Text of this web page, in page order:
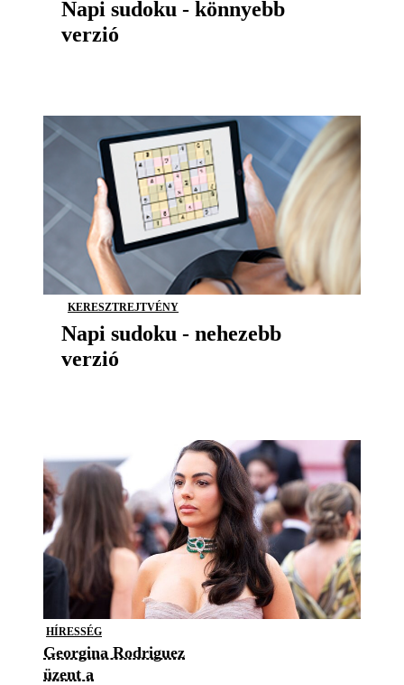
Napi sudoku - könnyebb
verzió
KERESZTREJTVÉNY
Napi sudoku - nehezebb
verzió
HÍRESSÉG
Georgina Rodriguez
üzent a